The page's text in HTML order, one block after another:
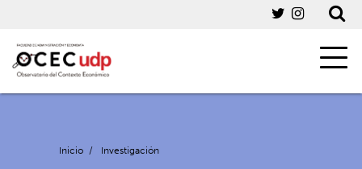
Inicio / Investigación